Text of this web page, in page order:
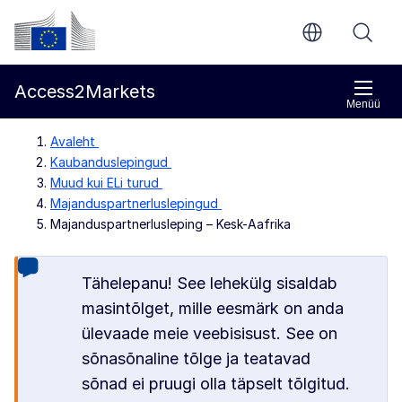
Põhisisu juurde
Euroopa Komisjon
Menüü
Access2Markets
Avaleht
Kaubanduslepingud
Muud kui ELi turud
Majanduspartnerluslepingud
Majanduspartnerlusleping – Kesk-Aafrika
Tähelepanu! See lehekülg sisaldab
masintõlget, mille eesmärk on anda
ülevaade meie veebisisust. See on
sõnasõnaline tõlge ja teatavad
sõnad ei pruugi olla täpselt tõlgitud.